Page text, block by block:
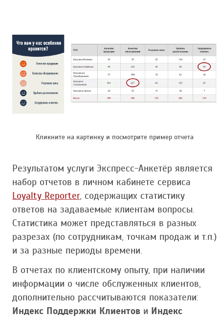
Кликните на картинку и посмотрите пример отчета
Результатом услуги Экспресс-Анкетёр является
набор отчетов в личном кабинете сервиса
Loyalty Reporter, содержащих статистику
ответов на задаваемые клиентам вопросы.
Статистика может представляться в разных
разрезах (по сотрудникам, точкам продаж и т.п.)
и за разные периоды времени.
В отчетах по клиентскому опыту, при наличии
информации о числе обслуженных клиентов,
дополнительно рассчитываются показатели:
Индекс Поддержки Клиентов и Индекс